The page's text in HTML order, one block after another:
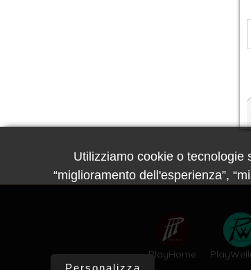
PlayHome
Utilizziamo cookie o tecnologie
“miglioramento dell'esperienza”,